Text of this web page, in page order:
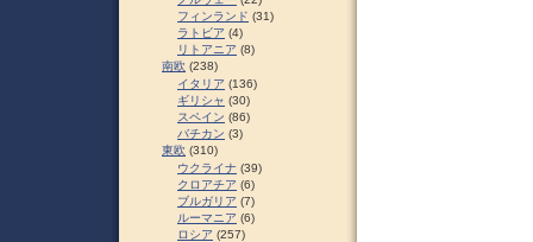
フィンランド (31)
ラトビア (4)
リトアニア (8)
南欧 (238)
イタリア (136)
ギリシャ (30)
スペイン (86)
バチカン (3)
東欧 (310)
ウクライナ (39)
クロアチア (6)
ブルガリア (7)
ルーマニア (6)
ロシア (257)